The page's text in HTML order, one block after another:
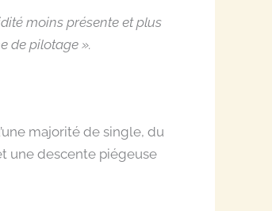
mоіns présеntе еt plus
dе pіlоtаgе ».
majorité de single, du
une descente piégeuse